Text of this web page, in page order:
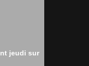
jeudi sur